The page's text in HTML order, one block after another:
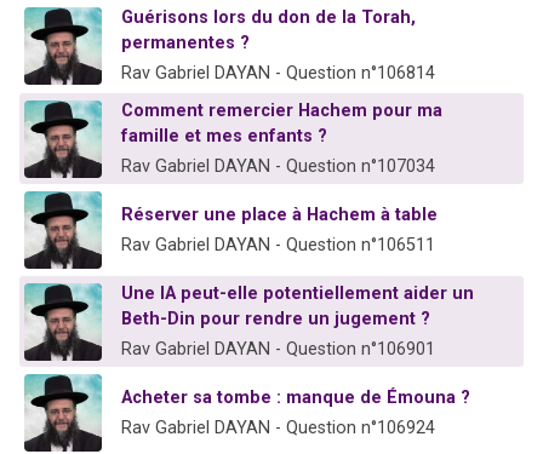
Il reste 49 places pour étudier en groupe sur Zoom
3 personnes viennent de nous rejoindre sur WhatsApp
Guérisons lors du don de la Torah,
permanentes ?
Rav Gabriel DAYAN - Question n°106814
Comment remercier Hachem pour ma
famille et mes enfants ?
Rav Gabriel DAYAN - Question n°107034
Réserver une place à Hachem à table
Rav Gabriel DAYAN - Question n°106511
Une IA peut-elle potentiellement aider un
Beth-Din pour rendre un jugement ?
Rav Gabriel DAYAN - Question n°106901
Acheter sa tombe : manque de Émouna ?
Rav Gabriel DAYAN - Question n°106924